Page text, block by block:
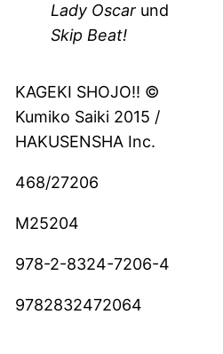
Lady Oscar und
Skip Beat!
KAGEKI SHOJO!! ©
Kumiko Saiki 2015 /
HAKUSENSHA Inc.
468/27206
M25204
978-2-8324-7206-4
9782832472064